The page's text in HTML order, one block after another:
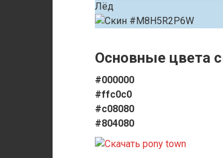
Лёд
Основные цвета
#000000
#ffc0c0
#c08080
#804080